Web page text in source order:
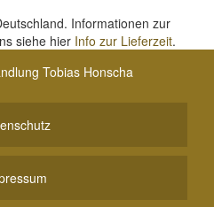
Informationen zur
siehe hier Info zur Lieferzeit.
Tobias Honscha